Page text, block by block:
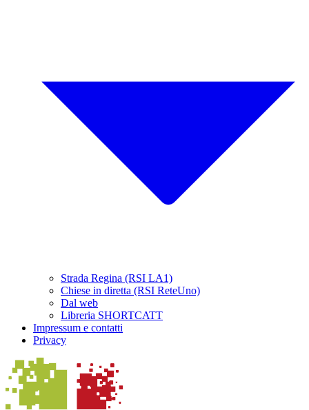
Strada Regina (RSI LA1)
Chiese in diretta (RSI ReteUno)
Dal web
Libreria SHORTCATT
Impressum e contatti
Privacy